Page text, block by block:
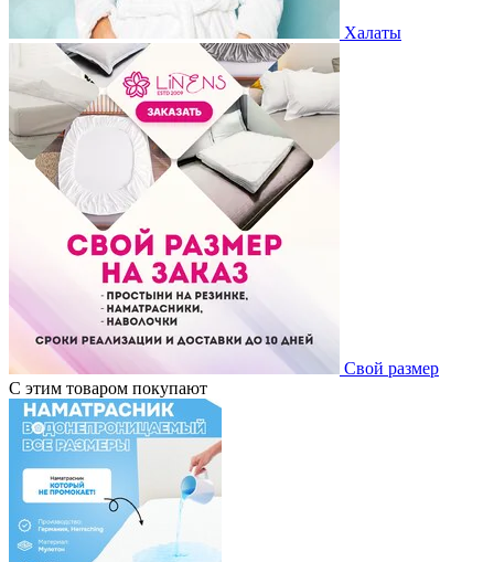
Халаты
Свой размер
С этим товаром покупают